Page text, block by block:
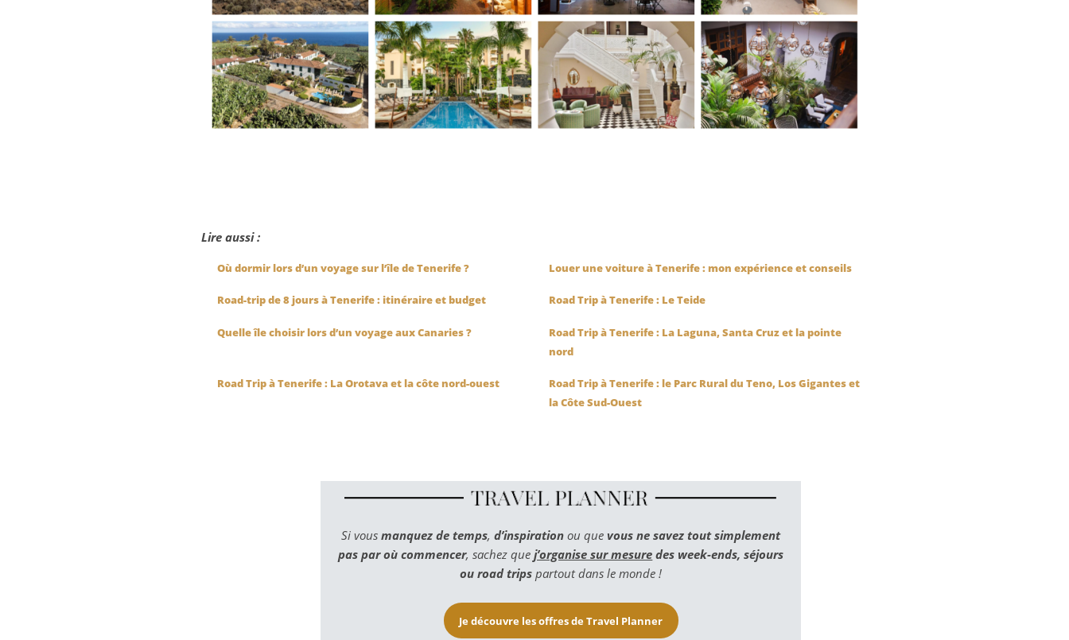
Lire aussi :
Où dormir lors d’un voyage sur l’île de Tenerife ? Louer une voiture à Tenerife : mon expérience et conseils
Road-trip de 8 jours à Tenerife : itinéraire et budget Road Trip à Tenerife : Le Teide
Quelle île choisir lors d’un voyage aux Canaries ?
Road Trip à Tenerife : La Laguna, Santa Cruz et la pointe
nord
Road Trip à Tenerife : La Orotava et la côte nord-ouest
Road Trip à Tenerife : le Parc Rural du Teno, Los Gigantes et
la Côte Sud-Ouest
Si vousmanquez de temps,d’inspirationou quevous ne savez tout simplement
pas par où commencer, sachez quej’organise sur mesure des week-ends, séjours
ou road trips partout dans le monde !
Je découvre les offres de Travel Planner